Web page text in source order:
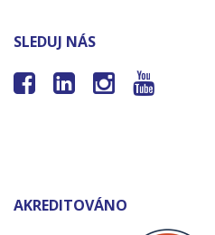
SLEDUJ NÁS
   
AKREDITOVÁNO